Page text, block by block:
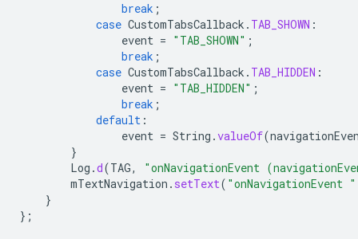
break ;
case CustomTabsCallback . TAB_SHOWN :
event = "TAB_SHOWN" ;
break ;
case CustomTabsCallback . TAB_HIDDEN :
event = "TAB_HIDDEN" ;
break ;
default :
event = String .valueOf(
}
Log .d(TAG,
"onNavigationEvent
mTextNavigation . setText( "onNavigationEvent "
}
};